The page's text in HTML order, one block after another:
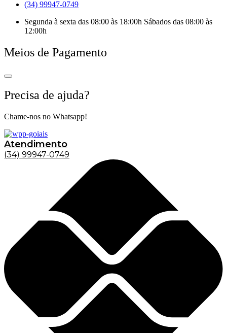
(34) 99947-0749
Segunda à sexta das 08:00 às 18:00h Sábados das 08:00 às
12:00h
Meios de Pagamento
Precisa de ajuda?
Chame-nos no Whatsapp!
Atendimento
(34) 99947-0749